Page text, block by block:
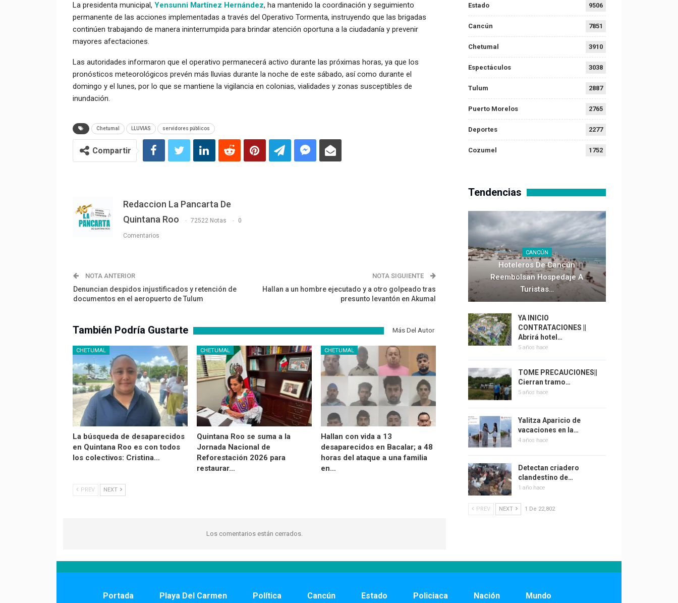
La presidenta municipal, Yensunni Martínez Hernández, ha mantenido la coordinación y seguimiento
permanente de las acciones implementadas a través del Operativo Tormenta, instruyendo que las brigadas
continúen trabajando de manera ininterrumpida para brindar atención oportuna a la ciudadanía y prevenir
mayores afectaciones.
Las autoridades informaron que el operativo permanecerá activo durante las próximas horas, ya que los
pronósticos meteorológicos prevén más lluvias durante la noche de este sábado, así como durante el
domingo y el lunes, por lo que se mantiene la vigilancia en colonias, vialidades y zonas susceptibles de
inundación.
Chetumal LLUVIAS servidores públicos
Compartir
Redaccion La Pancarta De
Quintana Roo
72522 Notas 0
Comentarios
NOTA ANTERIOR
Denuncian despidos injustificados y retención de
documentos en el aeropuerto de Tulum
NOTA SIGUIENTE
Hallan a un hombre ejecutado y a otro golpeado tras
presunto levantón en Akumal
También Podría Gustarte Más Del Autor
CHETUMAL
La búsqueda de desaparecidos
en Quintana Roo es con todos
los colectivos: Cristina…
CHETUMAL
Quintana Roo se suma a la
Jornada Nacional de
Reforestación 2026 para
restaurar…
CHETUMAL
Hallan con vida a 13
desaparecidos en Bacalar; a 48
horas del ataque a una familia
en…
PREV NEXT
Los comentarios están cerrados.
Estado 9506
Cancún 7851
Chetumal 3910
Espectáculos 3038
Tulum 2887
Puerto Morelos 2765
Deportes 2277
Cozumel 1752
Tendencias
CANCÚN
Hoteleros De Cancún
Reembolsan Hospedaje A
Turistas…
YA INICIO
CONTRATACIONES ||
Abrirá hotel…
5 años hace
TOME PRECAUCIONES||
Cierran tramo…
5 años hace
Yalitza Aparicio de
vacaciones en la…
4 años hace
Detectan criadero
clandestino de…
1 año hace
PREV NEXT 1 De 22,802
Portada Playa Del Carmen Política Cancún Estado Policiaca Nación Mundo